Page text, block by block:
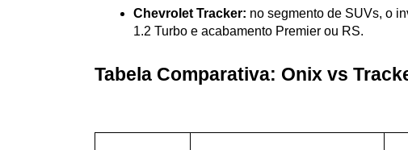
Chevrolet Tracker: no segmento de SUVs, o
1.2 Turbo e acabamento Premier ou RS.
Tabela Comparativa: Onix vs